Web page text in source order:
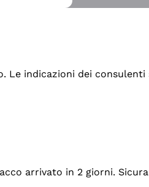
indicazioni dei consulenti
arrivato in 2 giorni.